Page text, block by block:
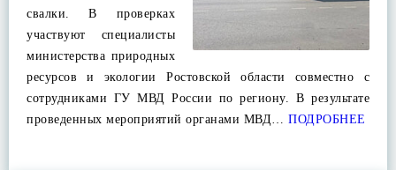
свалки. В проверках
участвуют специалисты
министерства природных
ресурсов и экологии Ростовской области совместно с
сотрудниками ГУ МВД России по региону. В результате
проведенных мероприятий органами МВД… ПОДРОБНЕЕ